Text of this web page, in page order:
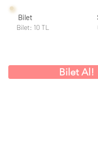
Bilet
Bilet: 10 TL
Bilet Al!